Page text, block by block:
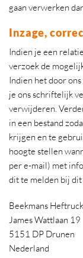
gaan verwerken
Inzage,
Indien je een
verzoek de
Indien het door
je ons schriftelijk
verwijderen.
in een bestand
krijgen en te
hoogte stellen
per e-mail) met
dit te melden bij dit
Beekmans
James Wattlaan 19
5151 DP Drunen
Nederland